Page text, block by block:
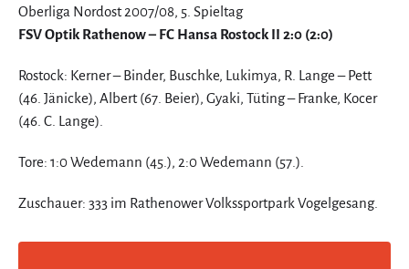
Oberliga Nordost 2007/08, 5. Spieltag
FSV Optik Rathenow – FC Hansa Rostock II 2:0 (2:0)
Rostock: Kerner – Binder, Buschke, Lukimya, R. Lange – Pett
(46. Jänicke), Albert (67. Beier), Gyaki, Tüting – Franke, Kocer
(46. C. Lange).
Tore: 1:0 Wedemann (45.), 2:0 Wedemann (57.).
Zuschauer: 333 im Rathenower Volkssportpark Vogelgesang.